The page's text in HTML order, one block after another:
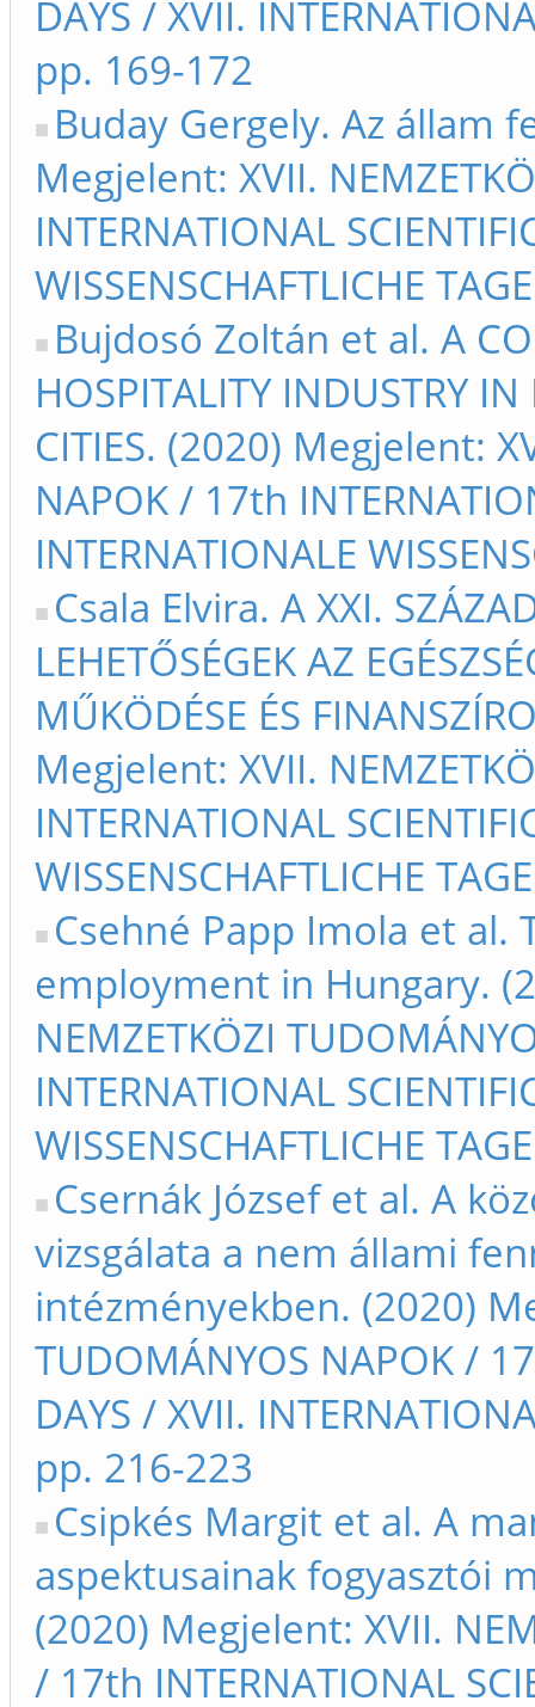
DAYS / XVII.
pp. 169-172
Buday Gergely. Az állam
Megjelent: XVII.
INTERNATIONAL
WISSENSCHAFTLICHE
Bujdosó Zoltán et al. A
HOSPITALITY INDUSTRY
CITIES. (2020) Megjelent:
NAPOK / 17th
INTERNATIONALE
Csala Elvira. A XXI.
LEHETŐSÉGEK AZ
MŰKÖDÉSE ÉS
Megjelent: XVII.
INTERNATIONAL
WISSENSCHAFTLICHE
Csehné Papp Imola et al.
employment in Hungary.
NEMZETKÖZI
INTERNATIONAL
WISSENSCHAFTLICHE
Csernák József et al. A
vizsgálata a nem állami
intézményekben. (2020)
TUDOMÁNYOS NAPOK /
DAYS / XVII.
pp. 216-223
Csipkés Margit et al. A
aspektusainak fogyasztói
(2020) Megjelent: XVII.
/ 17th INTERNATIONAL